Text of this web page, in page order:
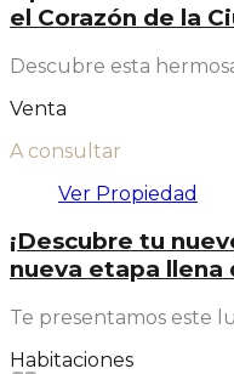
el Corazón de la
Descubre esta
Venta
A consultar
Ver Propiedad
¡Descubre tu
nueva etapa llena
Te presentamos este
Habitaciones